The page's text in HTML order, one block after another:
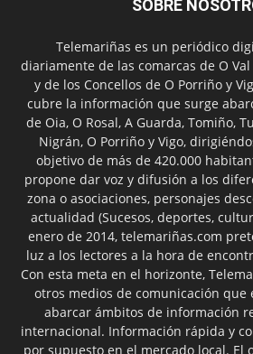
SOBRE
Telemariñas es un periódico
diariamente de las comarcas de O
y de los Concellos de O Porriño y
cubre la información que surge
de Oia, O Rosal, A Guarda, Tomiño,
Nigrán, O Porriño y Vigo,
objetivo de más de 420.000
propone dar voz y difusión a los
zona o asociaciones, personajes
actualidad (Sucesos, deportes,
enero de 2014, telemariñas.com
luz a los lectores a la hora de
Con esta meta en el horizonte,
otros medios de comunicación que
abarcar ámbitos de información
internacional. Información rápida y
por supuesto en el mercado local. El